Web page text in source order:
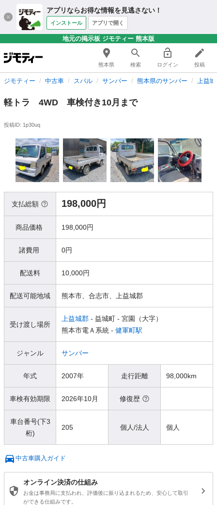
アプリならお得な情報を見逃さない！
インストール アプリで開く
地元の掲示板 ジモティー 熊本版
熊本県 検索 ログイン 投稿
ジモティー 中古車 スバル サンバー 熊本県のサンバー 上益
軽トラ 4WD 車検付き10月まで
投稿ID: 1p30uq
支払総額 198,000円
商品価格 198,000円
諸費用 0円
配送料 10,000円
配送可能地域 熊本市、合志市、上益城郡
受け渡し場所
上益城郡 - 益城町 - 宮園（大字）
熊本市電Ａ系統 - 健軍町駅
ジャンル サンバー
年式 2007年 走行距離 98,000km
車検有効期限 2026年10月 修復歴
車台番号(下3
桁)
205 個人/法人 個人
中古車購入ガイド
オンライン決済の仕組み
お金は事務局に支払われ、評価後に振り込まれるため、安心して取引
ができる仕組みです。